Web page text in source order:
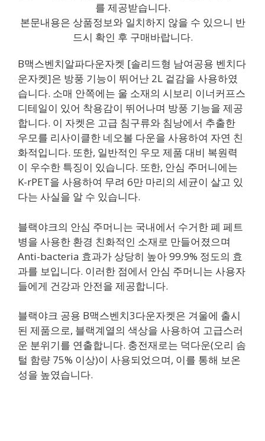
를 제공받습니다.
본문내용은 상품정보와 일치하지 않을 수 있으니 반
드시 확인 후 구매바랍니다.
B맥스벤치알파다운자켓 [솔리드형 남여공용 벤치다
운자켓]은 방풍 기능이 뛰어난 2L 겉감을 사용하였
습니다. 소매 안쪽에는 울 소재의 시보리 이너커프스
디테일이 있어 착용감이 뛰어나며 방풍 기능을 제공
합니다. 이 자켓은 고급 침구류와 침낭에서 추출한
우모를 리사이클한 네오볼 다운을 사용하여 자연 친
화적입니다. 또한, 일반적인 우모 제품 대비 복원력
이 우수한 특징이 있습니다. 또한, 안심 주머니에는
K-rPET을 사용하여 무려 6만 마리의 세균이 살고 있
다는 사실을 알 수 있습니다.
블랙야크의 안심 주머니는 국내에서 수거한 폐 페트
병을 사용한 환경 친화적인 소재로 만들어졌으며
Anti-bacteria 효과가 상당히 높아 99.9% 정도의 효
과를 보입니다. 이러한 점에서 안심 주머니는 사용자
들에게 건강과 안전을 제공합니다.
블랙야크 공용 B맥스벤치3다운자켓은 겨울에 출시
된 제품으로, 블랙계열의 색상을 사용하여 고급스러
운 분위기를 연출합니다. 충전재로는 덕다운(오리 솜
털 함량 75% 이상)이 사용되었으며, 이를 통해 보온
성을 높였습니다.